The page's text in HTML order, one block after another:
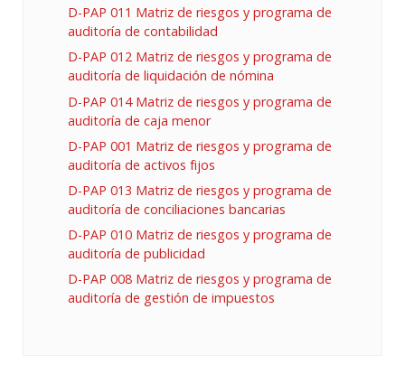
D-PAP 011 Matriz de riesgos y programa de
auditoría de contabilidad
D-PAP 012 Matriz de riesgos y programa de
auditoría de liquidación de nómina
D-PAP 014 Matriz de riesgos y programa de
auditoría de caja menor
D-PAP 001 Matriz de riesgos y programa de
auditoría de activos fijos
D-PAP 013 Matriz de riesgos y programa de
auditoría de conciliaciones bancarias
D-PAP 010 Matriz de riesgos y programa de
auditoría de publicidad
D-PAP 008 Matriz de riesgos y programa de
auditoría de gestión de impuestos